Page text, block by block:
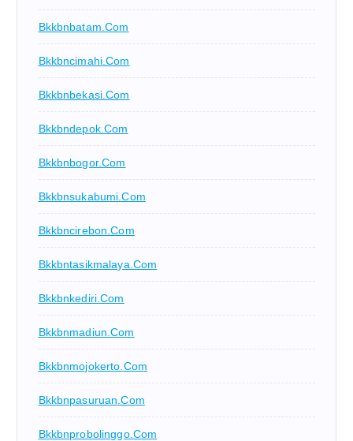
Bkkbnbatam.com
Bkkbncimahi.com
Bkkbnbekasi.com
Bkkbndepok.com
Bkkbnbogor.com
Bkkbnsukabumi.com
Bkkbncirebon.com
Bkkbntasikmalaya.com
Bkkbnkediri.com
Bkkbnmadiun.com
Bkkbnmojokerto.com
Bkkbnpasuruan.com
Bkkbnprobolinggo.com